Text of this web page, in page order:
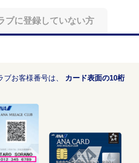
ブに登録していない方
ブお客様番号は、
カード表面の10桁